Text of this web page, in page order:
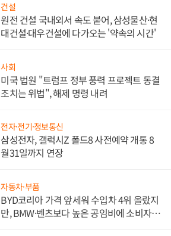
건설
원전 건설 국내외서 속도 붙어, 삼성물산·현
대건설·대우건설에 다가오는 '약속의 시간'
사회
미국 법원 "트럼프 정부 풍력 프로젝트 동결
조치는 위법", 해제 명령 내려
전자·전기·정보통신
삼성전자, 갤럭시Z 폴드8 사전예약 개통 8
월31일까지 연장
자동차·부품
BYD코리아 가격 앞세워 수입차 4위 올랐지
만, BMW·벤츠보다 높은 공임비에 소비자